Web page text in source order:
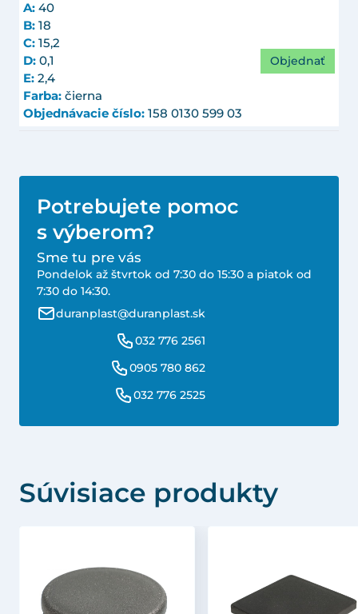
A: 40
B: 18
C: 15,2
D: 0,1
E: 2,4
Farba: čierna
Objednávacie číslo: 158 0130 599 03
Objednať
Potrebujete pomoc
s výberom?
Sme tu pre vás
Pondelok až štvrtok od 7:30 do 15:30 a piatok od
7:30 do 14:30.
duranplast@duranplast.sk
032 776 2561
0905 780 862
032 776 2525
Súvisiace produkty